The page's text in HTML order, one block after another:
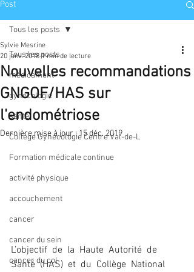
Post
Tous les posts
médicament
gynécologie
santé
Collège Gynécologie Centre Val-de-L
Formation médicale continue
activité physique
accouchement
cancer
cancer du sein
cancer du col
Tous les posts
Nouvelles recommandations
GNGOF/HAS sur
l'endométriose
Sylvie Mesrine
20 janv. 2018 1 min de lecture
Dernière mise à jour :15 déc. 2019
L’objectif  de  la  Haute  Autorité  de
Santé  (HAS)  et  du  Collège  National